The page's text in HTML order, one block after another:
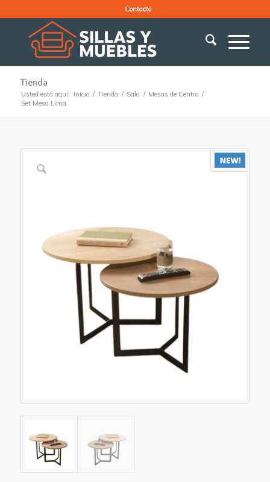
Contacto
Tienda
Usted está aquí: Inicio / Tienda / Sala / Mesas de Centro /
Set Mesa Lima